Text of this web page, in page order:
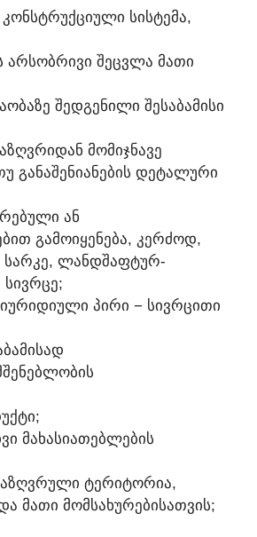
ᲡᲘᲡᲢᲔᲛᲐ,
ᲐᲠᲡᲝᲑᲠᲘᲕᲘ ᲨᲔᲪᲕᲚᲐ ᲛᲐᲗᲘ
ᲨᲔᲓᲒᲔᲜᲘᲚᲘ ᲨᲔᲡᲐᲑᲐᲛᲘᲡᲘ
ᲛᲝᲛᲘᲯᲜᲐᲕᲔ
ᲒᲐᲜᲐᲨᲔᲜᲘᲐᲜᲔᲑᲘᲡ ᲓᲔᲢᲐᲚᲣᲠᲘ
ᲐᲜ
ᲒᲐᲛᲝᲘᲧᲔᲜᲔᲑᲐ, ᲙᲔᲠᲫᲝᲓ,
ᲡᲐᲠᲙᲔ, ᲚᲐᲜᲓᲨᲐᲤᲢᲣᲠ-
ᲡᲘᲕᲠᲪᲔ;
ᲞᲘᲠᲘ − ᲡᲘᲕᲠᲪᲘᲗᲘ
ᲛᲐᲮᲐᲡᲘᲐᲗᲔᲑᲚᲔᲑᲘᲡ
ᲢᲔᲠᲘᲢᲝᲠᲘᲐ,
ᲛᲐᲗᲘ ᲛᲝᲛᲡᲐᲮᲣᲠᲔᲑᲘᲡᲐᲗᲕᲘᲡ;